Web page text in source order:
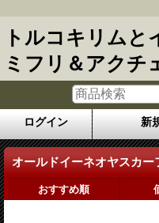
トルコキリムと
ミフリ＆アクチ
ログイン 新
オールドイーネオヤスカー
おすすめ順